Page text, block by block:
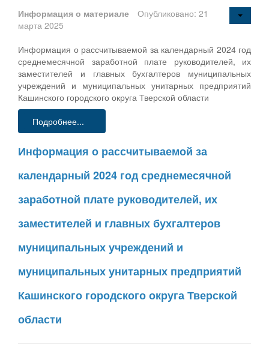
Информация о материале
Опубликовано: 21
марта 2025
Информация о рассчитываемой за календарный 2024 год
среднемесячной заработной плате руководителей, их
заместителей и главных бухгалтеров муниципальных
учреждений и муниципальных унитарных предприятий
Кашинского городского округа Тверской области
Подробнее...
Информация о рассчитываемой за
календарный 2024 год среднемесячной
заработной плате руководителей, их
заместителей и главных бухгалтеров
муниципальных учреждений и
муниципальных унитарных предприятий
Кашинского городского округа Тверской
области